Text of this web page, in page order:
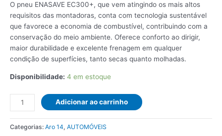
O pneu ENASAVE EC300+, que vem atingindo os mais altos
requisitos das montadoras, conta com tecnologia sustentável
que favorece a economia de combustível, contribuindo com a
conservação do meio ambiente. Oferece conforto ao dirigir,
maior durabilidade e excelente frenagem em qualquer
condição de superfícies, tanto secas quanto molhadas.
Disponibilidade: 4 em estoque
PNEU
DUNLOP
ENASAVE
EC300+
Adicionar ao carrinho
Categorias: Aro 14, AUTOMÓVEIS